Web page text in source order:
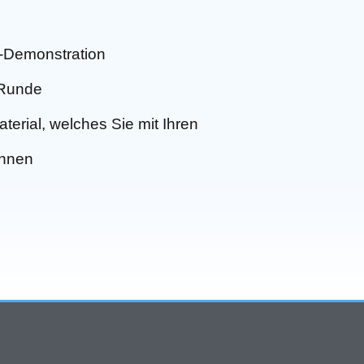
welches Sie mit Ihren